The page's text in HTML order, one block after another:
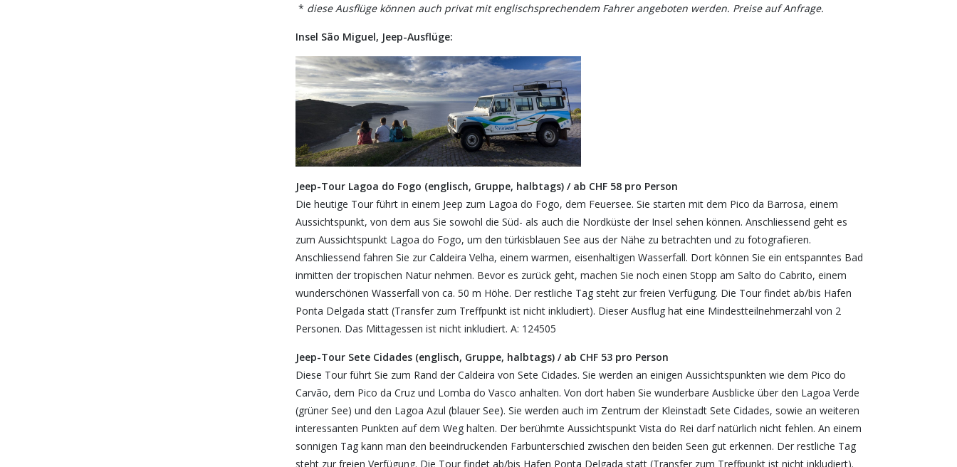
* diese Ausflüge können auch privat mit englischsprechendem Fahrer angeboten werden. Preise auf Anfrage.
Insel São Miguel, Jeep-Ausflüge:
Jeep-Tour Lagoa do Fogo (englisch, Gruppe, halbtags) / ab CHF 58 pro Person
Die heutige Tour führt in einem Jeep zum Lagoa do Fogo, dem Feuersee. Sie starten mit dem Pico da Barrosa, einem
Aussichtspunkt, von dem aus Sie sowohl die Süd- als auch die Nordküste der Insel sehen können. Anschliessend geht es
zum Aussichtspunkt Lagoa do Fogo, um den türkisblauen See aus der Nähe zu betrachten und zu fotografieren.
Anschliessend fahren Sie zur Caldeira Velha, einem warmen, eisenhaltigen Wasserfall. Dort können Sie ein entspanntes Bad
inmitten der tropischen Natur nehmen. Bevor es zurück geht, machen Sie noch einen Stopp am Salto do Cabrito, einem
wunderschönen Wasserfall von ca. 50 m Höhe. Der restliche Tag steht zur freien Verfügung. Die Tour findet ab/bis Hafen
Ponta Delgada statt (Transfer zum Treffpunkt ist nicht inkludiert). Dieser Ausflug hat eine Mindestteilnehmerzahl von 2
Personen. Das Mittagessen ist nicht inkludiert. A: 124505
Jeep-Tour Sete Cidades (englisch, Gruppe, halbtags) / ab CHF 53 pro Person
Diese Tour führt Sie zum Rand der Caldeira von Sete Cidades. Sie werden an einigen Aussichtspunkten wie dem Pico do
Carvão, dem Pico da Cruz und Lomba do Vasco anhalten. Von dort haben Sie wunderbare Ausblicke über den Lagoa Verde
(grüner See) und den Lagoa Azul (blauer See). Sie werden auch im Zentrum der Kleinstadt Sete Cidades, sowie an weiteren
interessanten Punkten auf dem Weg halten. Der berühmte Aussichtspunkt Vista do Rei darf natürlich nicht fehlen. An einem
sonnigen Tag kann man den beeindruckenden Farbunterschied zwischen den beiden Seen gut erkennen. Der restliche Tag
steht zur freien Verfügung. Die Tour findet ab/bis Hafen Ponta Delgada statt (Transfer zum Treffpunkt ist nicht inkludiert).